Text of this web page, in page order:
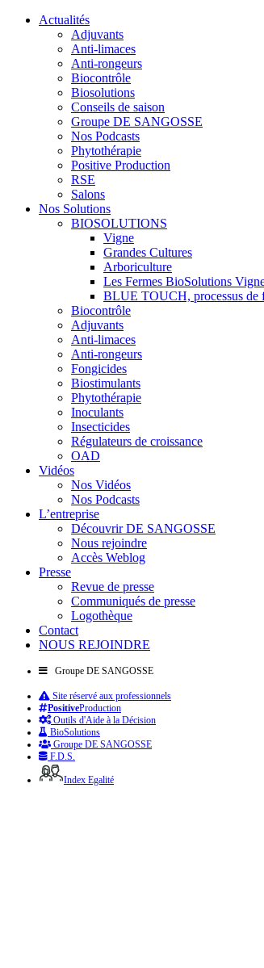
Actualités
Adjuvants
Anti-limaces
Anti-rongeurs
Biocontrôle
Biosolutions
Conseils de saison
Groupe DE SANGOSSE
Nos Podcasts
Phytothérapie
Positive Production
RSE
Salons
Nos Solutions
BIOSOLUTIONS
Vigne
Grandes Cultures
Arboriculture
Les Fermes BioSolutions
BLUE TOUCH, processus de
Biocontrôle
Adjuvants
Anti-limaces
Anti-rongeurs
Fongicides
Biostimulants
Phytothérapie
Inoculants
Insecticides
Régulateurs de croissance
OAD
Vidéos
Nos Vidéos
Nos Podcasts
L’entreprise
Découvrir DE SANGOSSE
Nous rejoindre
Accès Weblog
Presse
Revue de presse
Communiqués de presse
Logothèque
Contact
NOUS REJOINDRE
Groupe DE SANGOSSE
Site réservé aux professionnels
PositiveProduction
Outils d'Aide à la Décision
BioSolutions
Groupe DE SANGOSSE
F.D.S.
Index Egalité